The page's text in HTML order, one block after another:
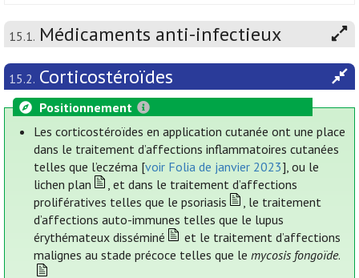
15.1. Médicaments anti-infectieux
15.2. Corticostéroïdes
Positionnement
Les corticostéroïdes en application cutanée ont une place
dans le traitement d’affections inflammatoires cutanées
telles que l’eczéma [voir Folia de janvier 2023], ou le
lichen plan
, et dans le traitement d’affections
prolifératives telles que le psoriasis
, le traitement
d’affections auto-immunes telles que le lupus
érythémateux disséminé
et le traitement d’affections
malignes au stade précoce telles que lemycosis fongoïde.